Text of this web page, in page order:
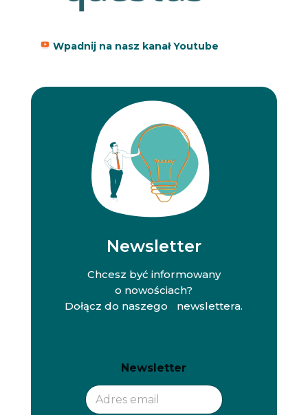
Wpadnij na nasz kanał Youtube
Newsletter
Chcesz być informowany
o nowościach?
Dołącz do naszego newslettera.
e
w
s
e
w
s
Newsletter